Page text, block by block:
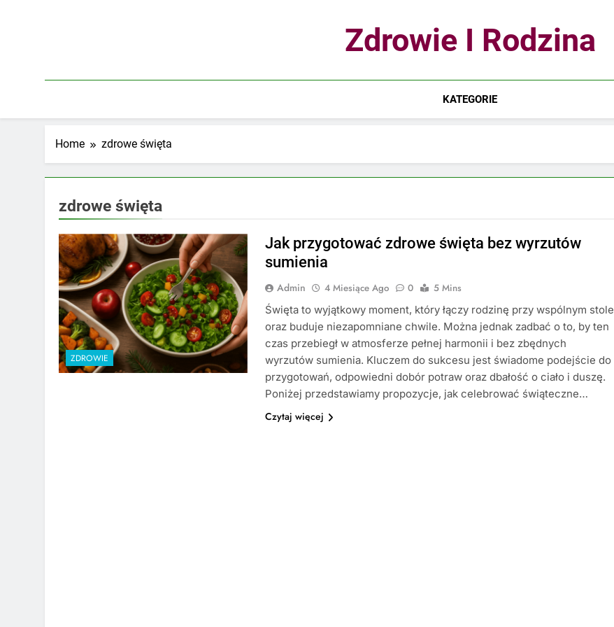
Zdrowie I Rodzina
KATEGORIE
Home zdrowe święta
zdrowe święta
ZDROWIE
Jak przygotować zdrowe święta bez wyrzutów
sumienia
Admin 4 Miesiące Ago 0
5 Mins
Święta to wyjątkowy moment, który łączy rodzinę przy wspólnym stole
oraz buduje niezapomniane chwile. Można jednak zadbać o to, by ten
czas przebiegł w atmosferze pełnej harmonii i bez zbędnych
wyrzutów sumienia. Kluczem do sukcesu jest świadome podejście do
przygotowań, odpowiedni dobór potraw oraz dbałość o ciało i duszę.
Poniżej przedstawiamy propozycje, jak celebrować świąteczne…
Czytaj więcej